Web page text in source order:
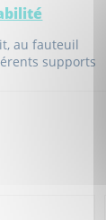
au fauteuil
supports
de